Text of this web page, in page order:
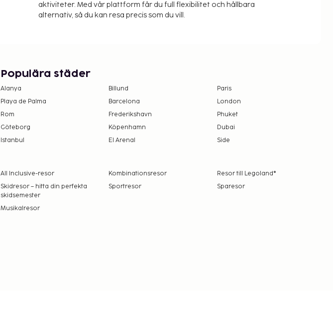
aktiviteter. Med vår plattform får du full flexibilitet och hållbara
alternativ, så du kan resa precis som du vill.
Populära städer
Alanya Billund
Paris
Playa de Palma
Barcelona
London
Rom
Frederikshavn
Phuket
Göteborg
Köpenhamn
Dubai
Istanbul
El Arenal Side
All Inclusive-resor Kombinationsresor
Resor till Legoland®
Skidresor – hitta din perfekta
skidsemester
Sportresor Sparesor
Musikalresor